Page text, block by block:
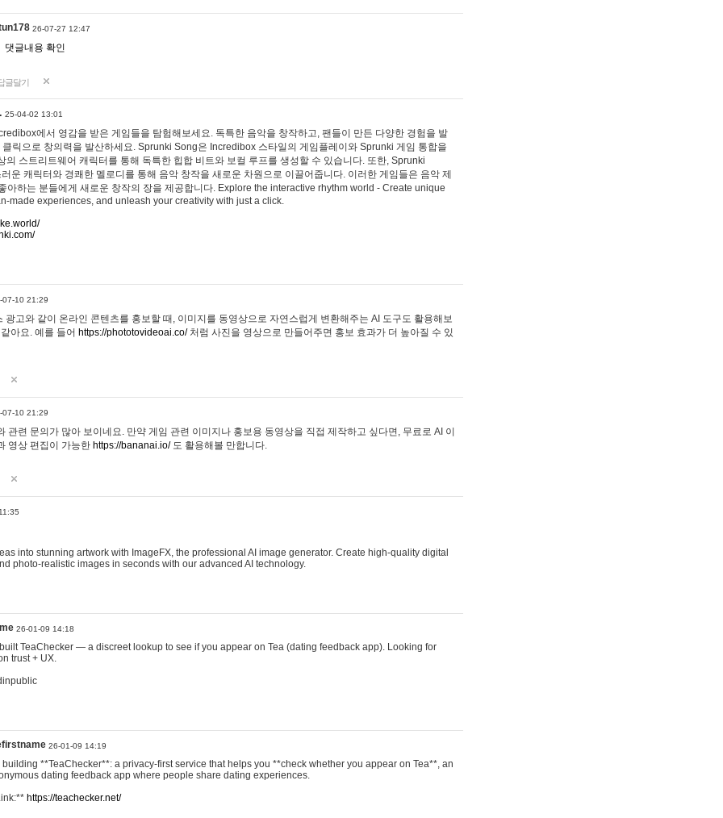
26-07-27 12:47
댓글내용 확인
글달기
25-04-02 13:01
에서 영감을 받은 게임들을 탐험해보세요. 독특한 음악을 창작하고, 팬들이 만든 다양한 경험을 발
클릭으로 창의력을 발산하세요. Sprunki Song은 Incredibox 스타일의 게임플레이와 Sprunki 게임 통합을
의 스트리트웨어 캐릭터를 통해 독특한 힙합 비트와 보컬 루프를 생성할 수 있습니다. 또한, Sprunki
운 캐릭터와 경쾌한 멜로디를 통해 음악 창작을 새로운 차원으로 이끌어줍니다. 이러한 게임들은 음악 제
아하는 분들에게 새로운 창작의 장을 제공합니다. Explore the interactive rhythm world - Create unique
made experiences, and unleash your creativity with just a click.
07-10 21:29
광고와 같이 온라인 콘텐츠를 홍보할 때, 이미지를 동영상으로 자연스럽게 변환해주는 AI 도구도 활용해보
아요. 예를 들어 https://phototovideoai.co/처럼 사진을 영상으로 만들어주면 홍보 효과가 더 높아질 수 있
07-10 21:29
관련 문의가 많아 보이네요. 만약 게임 관련 이미지나 홍보용 동영상을 직접 제작하고 싶다면, 무료로 AI 이
영상 편집이 가능한 https://bananai.io/도 활용해볼 만합니다.
into stunning artwork with ImageFX, the professional AI image generator. Create high-quality digital
photo-realistic images in seconds with our advanced AI technology.
26-01-09 14:18
TeaChecker — a discreet lookup to see if you appear on Tea (dating feedback app). Looking for
trust + UX.
26-01-09 14:19
building **TeaChecker**: a privacy-first service that helps you **check whether you appear on Tea**, an
dating feedback app where people share dating experiences.
https://teachecker.net/